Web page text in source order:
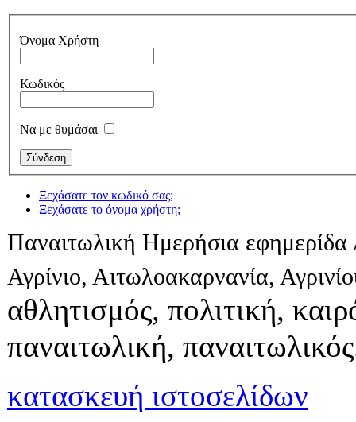
Όνομα Χρήστη
Κωδικός
Να με θυμάσαι
Ξεχάσατε τον κωδικό σας;
Ξεχάσατε το όνομα χρήστη;
Παναιτωλική Ημερήσια εφημερίδα
Αγρίνιο, Αιτωλοακαρνανία,
αθλητισμός, πολιτική,
παναιτωλική,
κατασκευή ιστοσελίδων